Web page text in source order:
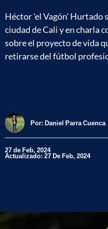
Héctor 'el Vagón' Hurtado
ciudad de Cali y en charla
sobre el proyecto de vida
retirarse del fútbol
Por: Daniel Parra Cuenca
27 de Feb, 2024
Actualizado: 27 De Feb, 2024